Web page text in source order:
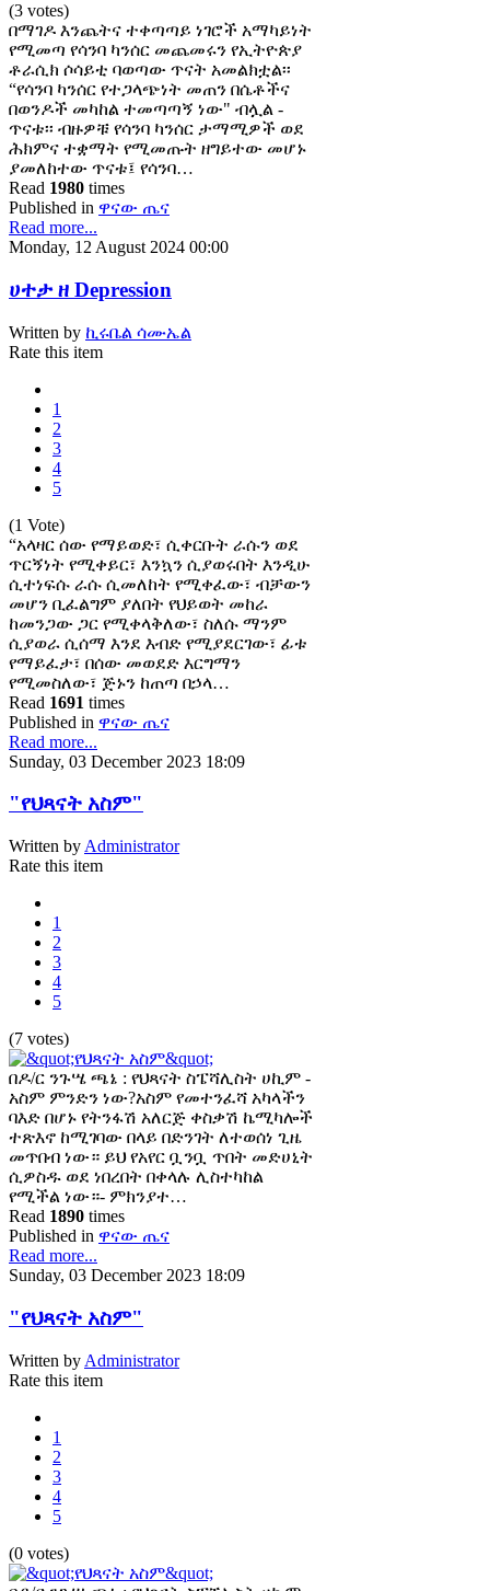
(3 votes)
በማገዶ እንጨትና ተቀጣጣይ ነገሮች አማካይነት
የሚመጣ የሳንባ ካንሰር መጨመሩን የኢትዮጵያ
ቶራሲክ ሶሳይቲ ባወጣው ጥናት አመልክቷል፡፡
“የሳንባ ካንሰር የተጋላጭነት መጠን በሴቶችና
በወንዶች መካከል ተመጣጣኝ ነው" ብሏል -
ጥናቱ፡፡ ብዙዎቹ የሳንባ ካንሰር ታማሚዎች ወደ
ሕክምና ተቋማት የሚመጡት ዘግይተው መሆኑ
ያመለከተው ጥናቱ፤ የሳንባ…
Read 1980 times
Published in ዋናው ጤና
Read more...
Monday, 12 August 2024 00:00
ሀተታ ዘ Depression
Written by ኪሩቤል ሳሙኤል
Rate this item
1
2
3
4
5
(1 Vote)
“አላዛር ሰው የማይወድ፣ ሲቀርቡት ራሱን ወደ
ጥርኝነት የሚቀይር፣ እንኳን ሲያወሩበት እንዲሁ
ሲተነፍሱ ራሱ ሲመለከት የሚቀፈው፣ ብቻውን
መሆን ቢፈልግም ያለበት የህይወት መከራ
ከመንጋው ጋር የሚቀላቅለው፣ ስለሱ ማንም
ሲያወራ ሲሰማ እንደ እብድ የሚያደርገው፣ ፊቱ
የማይፈታ፣ በሰው መወደድ እርግማን
የሚመስለው፣ ጅኑን ከጠጣ በኃላ…
Read 1691 times
Published in ዋናው ጤና
Read more...
Sunday, 03 December 2023 18:09
"የህጻናት አስም"
Written by Administrator
Rate this item
1
2
3
4
5
(7 votes)
በዶ/ር ንጉሤ ጫኔ : የህጻናት ስፔሻሊስት ሀኪም -
አስም ምንድን ነው?አስም የመተንፈሻ አካላችን
ባእድ በሆኑ የትንፋሽ አለርጅ ቀስቃሽ ኬሚካሎች
ተጽእኖ ከሚገባው በላይ በድንገት ለተወሰነ ጊዜ
መጥበብ ነው። ይህ የአየር ቧንቧ ጥበት መድሀኒት
ሲዎስዱ ወደ ነበረበት በቀላሉ ሊስተካከል
የሚችል ነው።- ምክንያተ…
Read 1890 times
Published in ዋናው ጤና
Read more...
Sunday, 03 December 2023 18:09
"የህጻናት አስም"
Written by Administrator
Rate this item
1
2
3
4
5
(0 votes)